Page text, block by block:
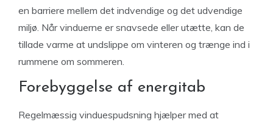
en barriere mellem det indvendige og det udvendige
miljø. Når vinduerne er snavsede eller utætte, kan de
tillade varme at undslippe om vinteren og trænge ind i
rummene om sommeren.
Forebyggelse af energitab
Regelmæssig vinduespudsning hjælper med at